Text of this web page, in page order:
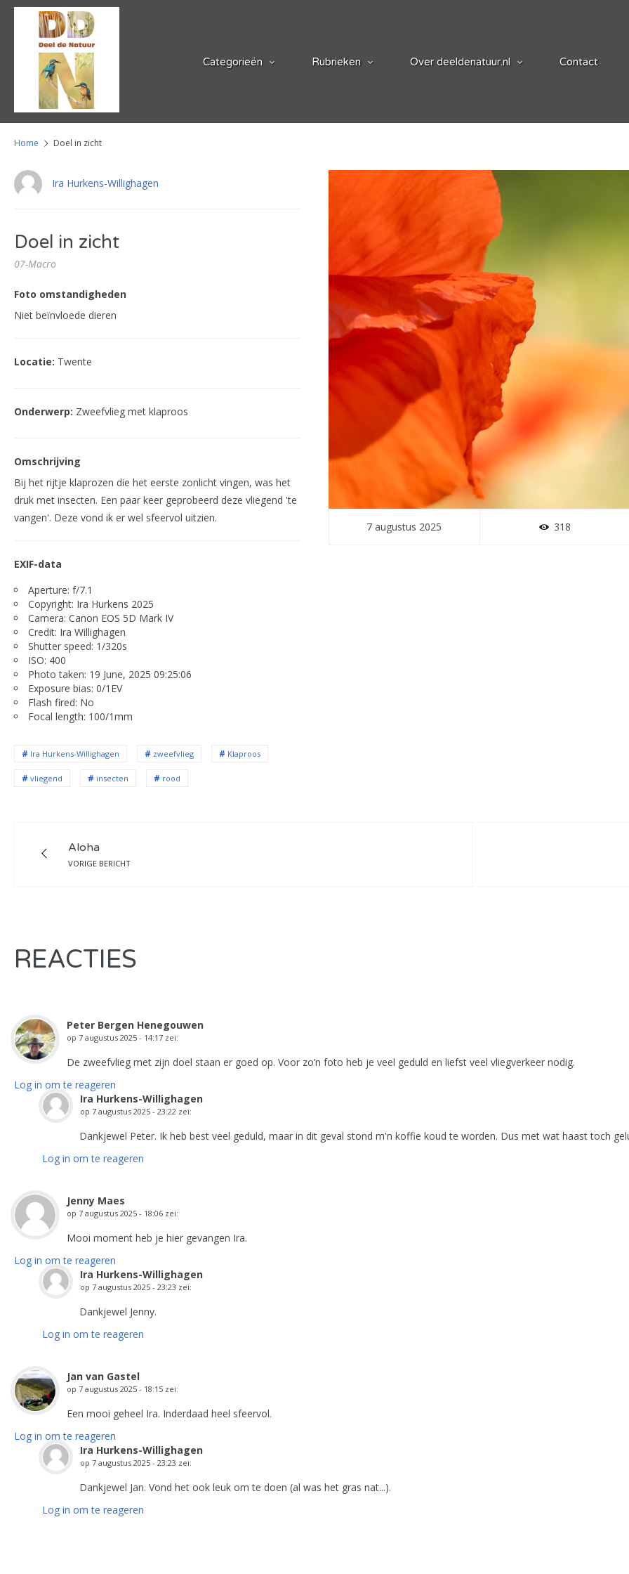
Categorieën Rubrieken Over deeldenatuur.nl Contact
Home Doel in zicht
Ira Hurkens-Willighagen
Doel in zicht
07-Macro
Foto omstandigheden
Niet beïnvloede dieren
Locatie: Twente
Onderwerp: Zweefvlieg met klaproos
Omschrijving
Bij het rijtje klaprozen die het eerste zonlicht vingen, was het
druk met insecten. Een paar keer geprobeerd deze vliegend 'te
vangen'. Deze vond ik er wel sfeervol uitzien.
EXIF-data
Aperture: f/7.1
Copyright: Ira Hurkens 2025
Camera: Canon EOS 5D Mark IV
Credit: Ira Willighagen
Shutter speed: 1/320s
ISO: 400
Photo taken: 19 June, 2025 09:25:06
Exposure bias: 0/1EV
Flash fired: No
Focal length: 100/1mm
Ira Hurkens-Willighagen zweefvlieg Klaproos
vliegend insecten rood
7 augustus 2025 318
Aloha
VORIGE BERICHT
REACTIES
Peter Bergen Henegouwen
op 7 augustus 2025 - 14:17 zei:
De zweefvlieg met zijn doel staan er goed op. Voor zo’n foto heb je veel geduld en liefst veel vliegverkeer nodig.
Log in om te reageren
Ira Hurkens-Willighagen
op 7 augustus 2025 - 23:22 zei:
Dankjewel Peter. Ik heb best veel geduld, maar in dit geval stond m'n koffie koud te worden. Dus met wat haast toch
Log in om te reageren
Jenny Maes
op 7 augustus 2025 - 18:06 zei:
Mooi moment heb je hier gevangen Ira.
Log in om te reageren
Ira Hurkens-Willighagen
op 7 augustus 2025 - 23:23 zei:
Dankjewel Jenny.
Log in om te reageren
Jan van Gastel
op 7 augustus 2025 - 18:15 zei:
Een mooi geheel Ira. Inderdaad heel sfeervol.
Log in om te reageren
Ira Hurkens-Willighagen
op 7 augustus 2025 - 23:23 zei:
Dankjewel Jan. Vond het ook leuk om te doen (al was het gras nat...).
Log in om te reageren